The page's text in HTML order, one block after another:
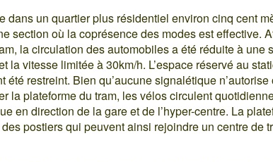
dans un quartier plus résidentiel environ cinq cent
section où la coprésence des modes est effective.
la circulation des automobiles a été réduite à une
la vitesse limitée à 30km/h. L’espace réservé au
été restreint. Bien qu’aucune signalétique
la plateforme du tram, les vélos circulent
en direction de la gare et de l’hyper-centre. La
postiers qui peuvent ainsi rejoindre un centre de